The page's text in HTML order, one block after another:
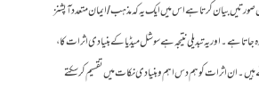
صورتیں بیان کرتا ہے اس میں ایک یہ کہ مذہب/ایمان متعدد آپشنز
ہے۔اور یہ تبدیلی نتیجہ ہے سوشل میڈیا کے بنیادی اثرات کا،
ہیں۔ ان اثرات کو ہم دس اہم و بنیادی نکات میں تقسیم کر سکتے